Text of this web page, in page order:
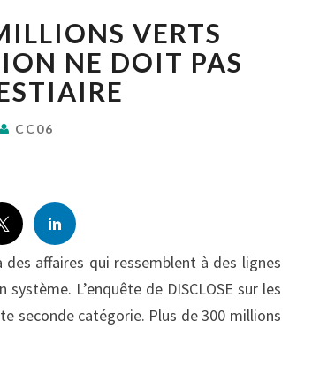
VERTS
NE DOIT PAS
CC06
affaires qui ressemblent à des lignes
L’enquête de DISCLOSE sur les
seconde catégorie. Plus de 300 millions